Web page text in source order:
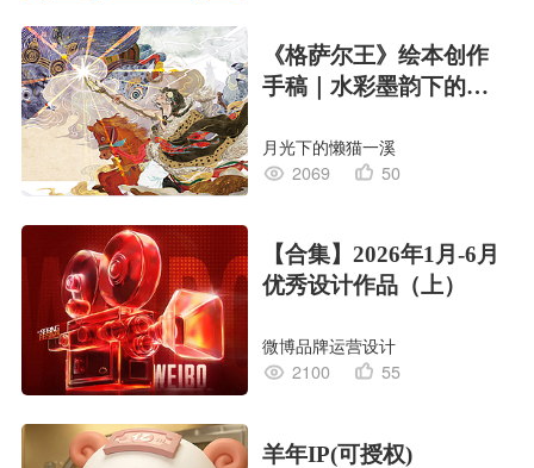
《格萨尔王》绘本创作
手稿｜水彩墨韵下的史
月光下的懒猫一溪
2069
50
【合集】2026年1月-6月
优秀设计作品（上）
微博品牌运营设计
2100
55
羊年IP(可授权)